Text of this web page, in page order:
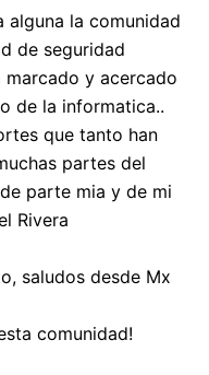
alguna la comunidad
de seguridad
y acercado
de la informatica..
que tanto han
partes del
parte mia y de mi
Rivera
saludos desde Mx
comunidad!